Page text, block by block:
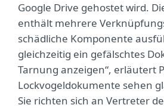
Google Drive gehostet wird.
enthält mehrere
schädliche Komponente
gleichzeitig ein gefälschtes
Tarnung anzeigen“, erläutert
Lockvogeldokumente sehen
Sie richten sich an Vertreter